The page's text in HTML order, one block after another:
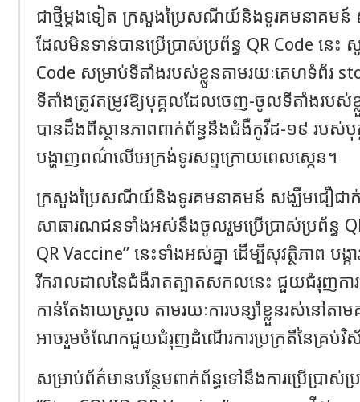
ជាថ្មីម្តងទៀត ក្រសួងប្រៃសណីយ៍និងទូរគមនាគម
ដែលមិនទាន់បានប្រើប្រាស់ប្រព័ន្ធ QR Code នេះ សូ
Code សម្រាប់ទីតាំងរបស់ខ្លួនតាមរយៈគេហទំព័រ
ទីតាំងត្រូវតម្រូវឱ្យបុគ្គលដែលចេញ-ចូលទីតាំងរបស់ខ្
បានដឹងពីស្ថានភាពពាក់ព័ន្ធនឹងជំងឺកូវីដ-១៩ របស់បុ
បង្ហាញពណ៌លើអេក្រង់ទូរសព្ទក្រោយពេលស្កេន។
ក្រសួងប្រៃសណីយ៍និងទូរគមនាគមន៍ សង្ឃឹមជឿជា
សាធារណជនទាំងអស់នឹងចូលរួមប្រើប្រាស់ប្រព័ន្ធ
QR Vaccine” នេះទាំងអស់គ្នា ដើម្បីសុវត្ថិភាព បង្ក
រីករាលដាលនៃជំងឺរាតត្បាតសកលនេះ ជួយជំរុញការ
កាន់តែងាយស្រួល តាមរយៈការបន្ស៉ាំខ្លួនរស់នៅតាម
អាចរួមចំណែកជួយជំរុញដំណើរការប្រក្រតីនៃគ្រប់
សម្រាប់ព័ត៌មានបន្ថែមពាក់ព័ន្ធទៅនឹងការប្រើប្រាស់ប្